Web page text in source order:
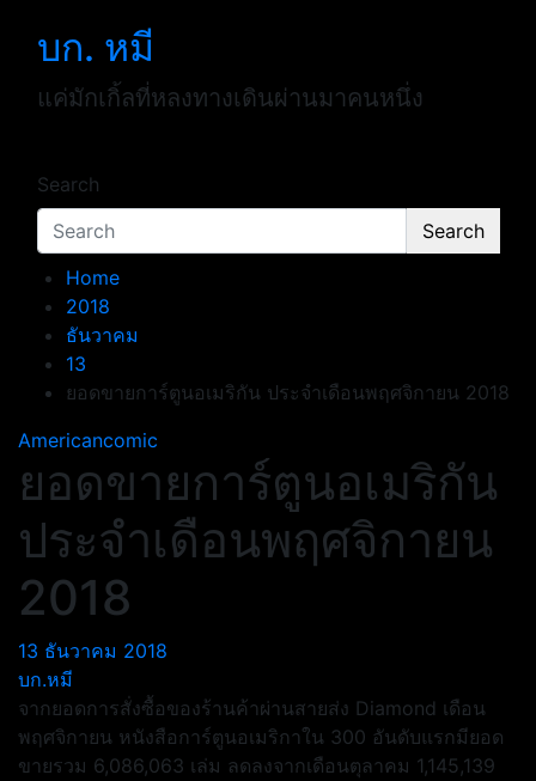
บก. หมี
แค่มักเกิ้ลที่หลงทางเดินผ่านมาคนหนึ่ง
Search
Search
Home
2018
ธันวาคม
13
ยอดขายการ์ตูนอเมริกัน ประจำเดือนพฤศจิกายน 2018
Americancomic
ยอดขายการ์ตูนอเมริกัน
ประจำเดือนพฤศจิกายน
2018
13 ธันวาคม 2018
บก.หมี
จากยอดการสั่งซื้อของร้านค้าผ่านสายส่ง Diamond เดือน
พฤศจิกายน หนังสือการ์ตูนอเมริกาใน 300 อันดับแรกมียอด
ขายรวม 6,086,063 เล่ม ลดลงจากเดือนตุลาคม 1,145,139